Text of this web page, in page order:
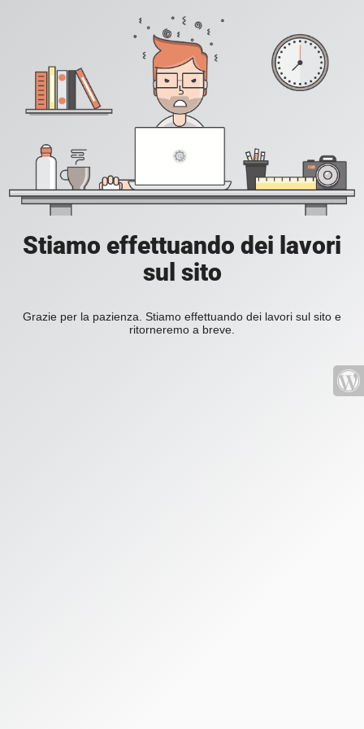
Stiamo effettuando dei lavori
sul sito
Grazie per la pazienza. Stiamo effettuando dei lavori sul sito e
ritorneremo a breve.